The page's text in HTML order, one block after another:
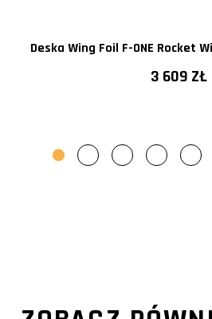
Deska Wing Foil F-ONE Rocket
3 609 ZŁ